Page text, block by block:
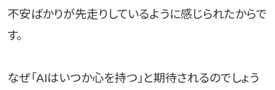
不安ばかりが先走りしているように感じられたからで
す。
なぜ「AIはいつか心を持つ」と期待されるのでしょう